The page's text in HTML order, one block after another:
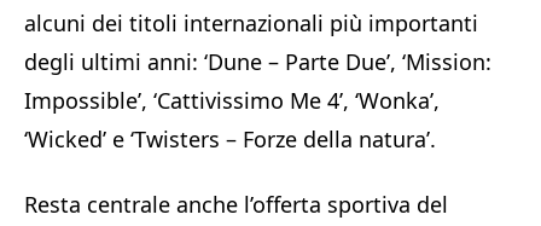
alcuni dei titoli internazionali più importanti
degli ultimi anni: ‘Dune – Parte Due’, ‘Mission:
Impossible’, ‘Cattivissimo Me 4’, ‘Wonka’,
‘Wicked’ e ‘Twisters – Forze della natura’.
Resta centrale anche l’offerta sportiva del